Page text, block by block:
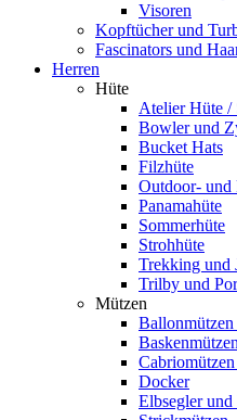
Visoren
Kopftücher und
Fascinators und
Herren
Hüte
Atelier Hüte /
Bowler und
Bucket Hats
Filzhüte
Outdoor- und
Panamahüte
Sommerhüte
Strohhüte
Trekking und
Trilby und
Mützen
Ballonmützen
Baskenmützen
Docker
Elbsegler